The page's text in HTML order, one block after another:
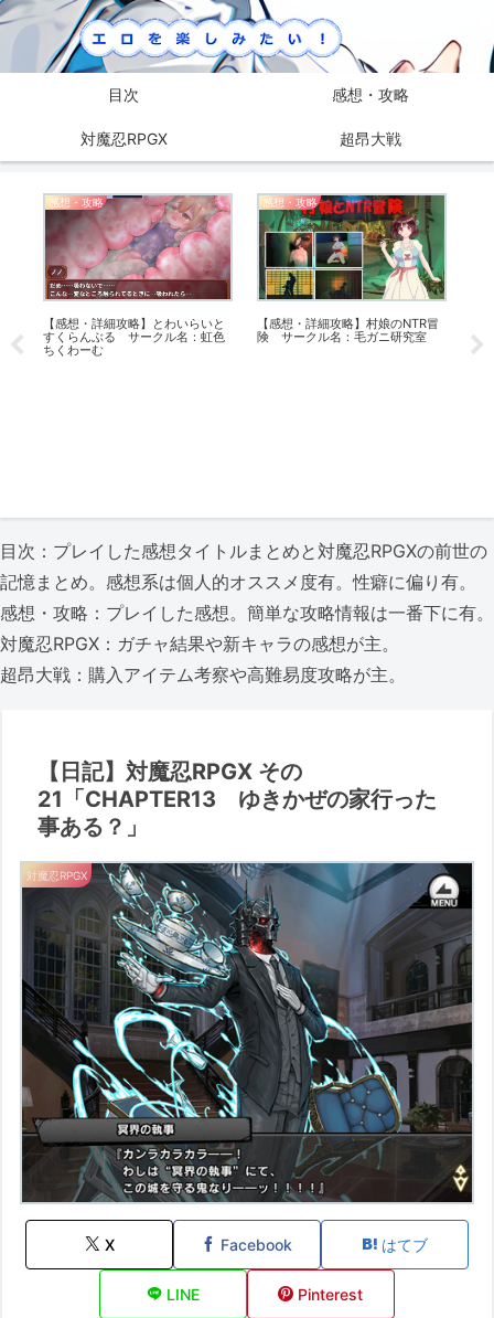
目次 感想・攻略
対魔忍RPGX 超昂大戦
他
感想・攻略
【感想・詳細攻略】とわいらいと
すくらんぶる サークル名：虹色
ちくわーむ
感想・攻略
【感想・詳細攻略】村娘のNTR冒
険 サークル名：毛ガニ研究室
せ
目次：プレイした感想タイトルまとめと対魔忍RPGXの前世の
記憶まとめ。感想系は個人的オススメ度有。性癖に偏り有。
感想・攻略：プレイした感想。簡単な攻略情報は一番下に有。
対魔忍RPGX：ガチャ結果や新キャラの感想が主。
超昂大戦：購入アイテム考察や高難易度攻略が主。
【日記】対魔忍RPGX その
21「CHAPTER13 ゆきかぜの家行った
事ある？」
対魔忍RPGX
X Facebook はてブ
LINE Pinterest